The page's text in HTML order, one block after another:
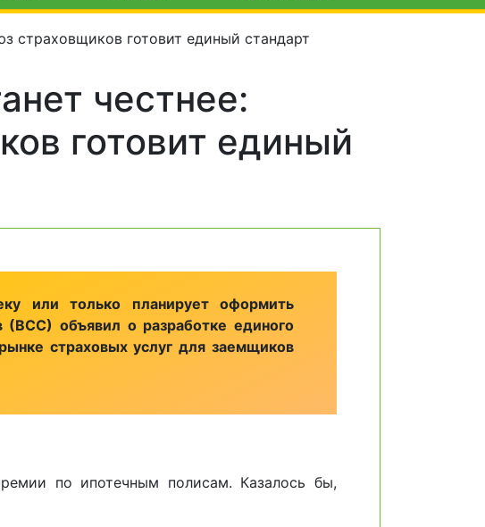
страховщиков готовит единый стандарт
честнее:
готовит единый
или только планирует оформить
объявил о разработке единого
страховых услуг для заемщиков
по ипотечным полисам. Казалось бы,